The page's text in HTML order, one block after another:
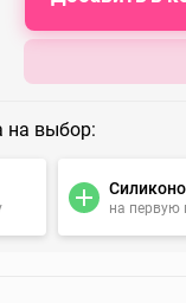
на выбор:
на первую